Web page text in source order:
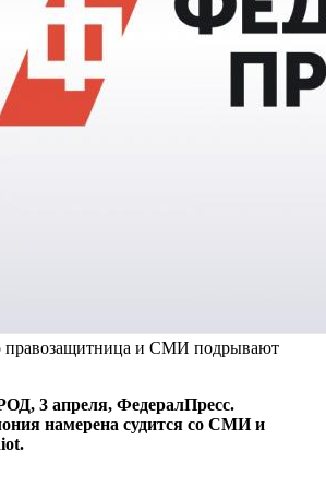
правозащитница и СМИ подрывают
3 апреля, ФедералПресс.
намерена судится со СМИ и